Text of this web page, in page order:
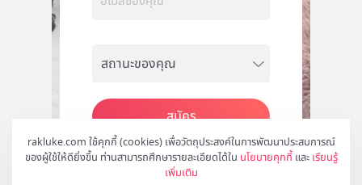
rakluke.com ใช้คุกกี้ (cookies) เพื่อวัตถุประสงค์ในการพัฒนาประสบการณ์
ของผู้ใช้ให้ดียิ่งขึ้น ท่านสามารถศึกษารายละเอียดได้ใน นโยบายคุกกี้ และ เรียนรู้
เพิ่มเติม
สมัคร